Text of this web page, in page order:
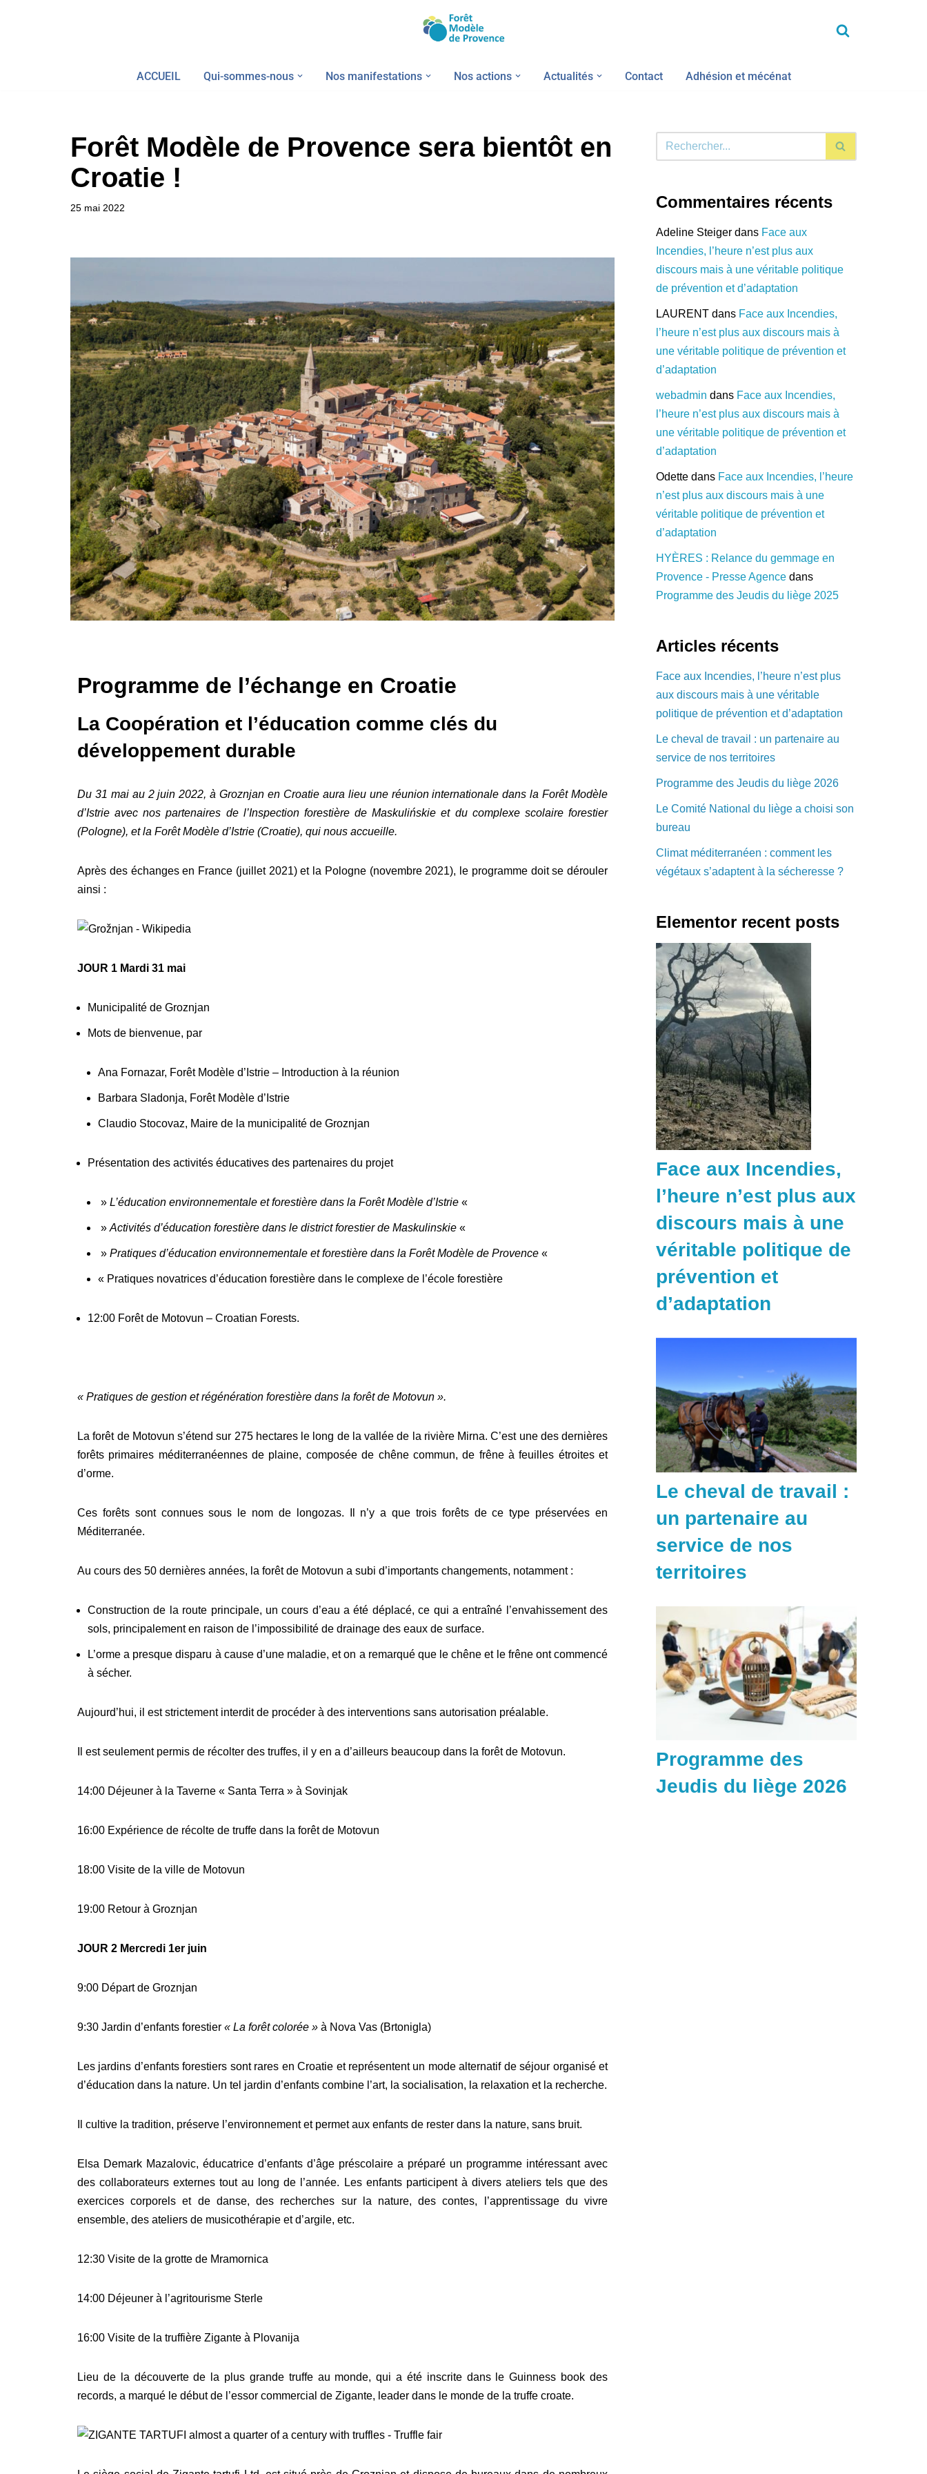
ACCUEIL Qui-sommes-nous Nos manifestations Nos actions Actualités Contact Adhésion et mécénat
Forêt Modèle de Provence sera bientôt en
Croatie !
25 mai 2022
Programme de l’échange en Croatie
La Coopération et l’éducation comme clés du
développement durable
Du 31 mai au 2 juin 2022, à Groznjan en Croatie aura lieu une réunion internationale dans la Forêt Modèle
d’Istrie avec nos partenaires de l’Inspection forestière de Maskulińskie et du complexe scolaire forestier
(Pologne), et la Forêt Modèle d’Istrie (Croatie), qui nous accueille.
Après des échanges en France (juillet 2021) et la Pologne (novembre 2021), le programme doit se dérouler
ainsi :
JOUR 1 Mardi 31 mai
Municipalité de Groznjan
Mots de bienvenue, par
Ana Fornazar, Forêt Modèle d’Istrie – Introduction à la réunion
Barbara Sladonja, Forêt Modèle d’Istrie
Claudio Stocovaz, Maire de la municipalité de Groznjan
Présentation des activités éducatives des partenaires du projet
» L’éducation environnementale et forestière dans la Forêt Modèle d’Istrie «
» Activités d’éducation forestière dans le district forestier de Maskulinskie «
» Pratiques d’éducation environnementale et forestière dans la Forêt Modèle de Provence «
« Pratiques novatrices d’éducation forestière dans le complexe de l’école forestière
12:00 Forêt de Motovun – Croatian Forests.
« Pratiques de gestion et régénération forestière dans la forêt de Motovun ».
La forêt de Motovun s’étend sur 275 hectares le long de la vallée de la rivière Mirna. C’est une des dernières
forêts primaires méditerranéennes de plaine, composée de chêne commun, de frêne à feuilles étroites et
d’orme.
Ces forêts sont connues sous le nom de longozas. Il n’y a que trois forêts de ce type préservées en
Méditerranée.
Au cours des 50 dernières années, la forêt de Motovun a subi d’importants changements, notamment :
Construction de la route principale, un cours d’eau a été déplacé, ce qui a entraîné l’envahissement des
sols, principalement en raison de l’impossibilité de drainage des eaux de surface.
L’orme a presque disparu à cause d’une maladie, et on a remarqué que le chêne et le frêne ont commencé
à sécher.
Aujourd’hui, il est strictement interdit de procéder à des interventions sans autorisation préalable.
Il est seulement permis de récolter des truffes, il y en a d’ailleurs beaucoup dans la forêt de Motovun.
14:00 Déjeuner à la Taverne « Santa Terra » à Sovinjak
16:00 Expérience de récolte de truffe dans la forêt de Motovun
18:00 Visite de la ville de Motovun
19:00 Retour à Groznjan
JOUR 2 Mercredi 1er juin
9:00 Départ de Groznjan
9:30 Jardin d’enfants forestier « La forêt colorée » à Nova Vas (Brtonigla)
Les jardins d’enfants forestiers sont rares en Croatie et représentent un mode alternatif de séjour organisé et
d’éducation dans la nature. Un tel jardin d’enfants combine l’art, la socialisation, la relaxation et la recherche.
Il cultive la tradition, préserve l’environnement et permet aux enfants de rester dans la nature, sans bruit.
Elsa Demark Mazalovic, éducatrice d’enfants d’âge préscolaire a préparé un programme intéressant avec
des collaborateurs externes tout au long de l’année. Les enfants participent à divers ateliers tels que des
exercices corporels et de danse, des recherches sur la nature, des contes, l’apprentissage du vivre
ensemble, des ateliers de musicothérapie et d’argile, etc.
12:30 Visite de la grotte de Mramornica
14:00 Déjeuner à l’agritourisme Sterle
16:00 Visite de la truffière Zigante à Plovanija
Lieu de la découverte de la plus grande truffe au monde, qui a été inscrite dans le Guinness book des
records, a marqué le début de l’essor commercial de Zigante, leader dans le monde de la truffe croate.
Commentaires récents
Adeline Steiger dans Face aux
Incendies, l’heure n’est plus aux
discours mais à une véritable politique
de prévention et d’adaptation
LAURENT dans Face aux Incendies,
l’heure n’est plus aux discours mais à
une véritable politique de prévention et
d’adaptation
webadmin dans Face aux Incendies,
l’heure n’est plus aux discours mais à
une véritable politique de prévention et
d’adaptation
Odette dans Face aux Incendies, l’heure
n’est plus aux discours mais à une
véritable politique de prévention et
d’adaptation
HYÈRES : Relance du gemmage en
Provence - Presse Agence dans
Programme des Jeudis du liège 2025
Articles récents
Face aux Incendies, l’heure n’est plus
aux discours mais à une véritable
politique de prévention et d’adaptation
Le cheval de travail : un partenaire au
service de nos territoires
Programme des Jeudis du liège 2026
Le Comité National du liège a choisi son
bureau
Climat méditerranéen : comment les
végétaux s’adaptent à la sécheresse ?
Elementor recent posts
Face aux Incendies,
l’heure n’est plus aux
discours mais à une
véritable politique de
prévention et
d’adaptation
Le cheval de travail :
un partenaire au
service de nos
territoires
Programme des
Jeudis du liège 2026